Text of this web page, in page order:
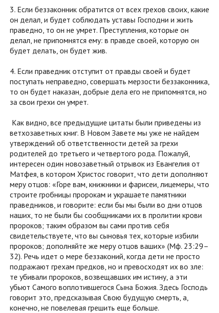
3. Если беззаконник обратится от всех грехов своих, какие
он делал, и будет соблюдать уставы Господни и жить
праведно, то он не умрет. Преступления, которые он
делал, не припомнятся ему: в правде своей, которую он
будет делать, он будет жив.
4. Если праведник отступит от правды своей и будет
поступать неправедно, совершать мерзости беззаконника,
то он будет наказан, добрые дела его не припомнятся, но
за свои грехи он умрет.
Как видно, все предыдущие цитаты были приведены из
ветхозаветных книг. В Новом Завете мы уже не найдем
утверждений об ответственности детей за грехи
родителей до третьего и четвертого рода. Пожалуй,
интересен один новозаветный отрывок из Евангелия от
Матфея, в котором Христос говорит, что дети дополняют
меру отцов: «Горе вам, книжники и фарисеи, лицемеры, что
строите гробницы пророкам и украшаете памятники
праведников, и говорите: если бы мы были во дни отцов
наших, то не были бы сообщниками их в пролитии крови
пророков; таким образом вы сами против себя
свидетельствуете, что вы сыновья тех, которые избили
пророков; дополняйте же меру отцов ваших» (Мф. 23:29–
32). Речь идет о мере беззаконий, когда дети не просто
подражают грехам предков, но и превосходят их во зле:
те убивали пророков, возвещавших им истину, а эти
убьют Самого воплотившегося Сына Божия. Здесь Господь
говорит это, предсказывая Свою будущую смерть, а,
конечно, не повелевая грешить еще больше.